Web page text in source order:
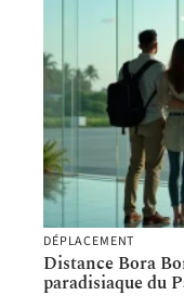
DÉPLACEMENT
Distance Bora
paradisiaque du